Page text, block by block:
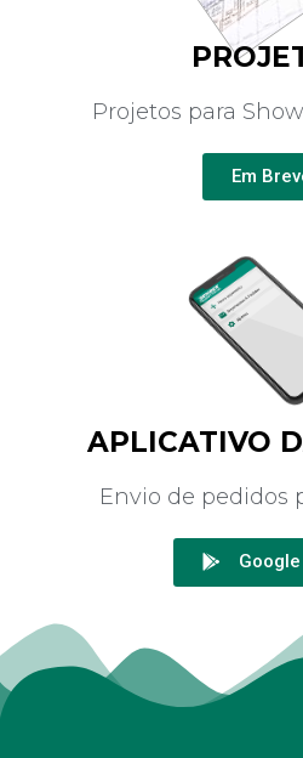
APLICATIVO
Envio de pedidos
Projetos para
Em